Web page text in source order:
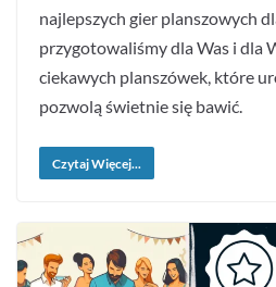
najlepszych gier planszowych
przygotowaliśmy dla Was i dla
ciekawych planszówek, które
pozwolą świetnie się bawić.
Czytaj Więcej...